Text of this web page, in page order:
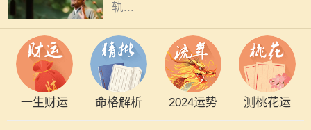
轨...
一生财运 命格解析 2024运势 测桃花运